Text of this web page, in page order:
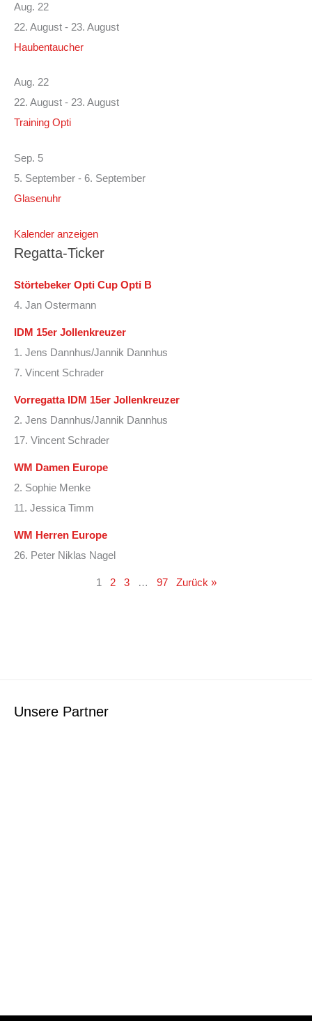
Aug. 22
22. August - 23. August
Haubentaucher
Aug. 22
22. August - 23. August
Training Opti
Sep. 5
5. September - 6. September
Glasenuhr
Kalender anzeigen
Regatta-Ticker
Störtebeker Opti Cup Opti B
4. Jan Ostermann
IDM 15er Jollenkreuzer
1. Jens Dannhus/Jannik Dannhus
7. Vincent Schrader
Vorregatta IDM 15er Jollenkreuzer
2. Jens Dannhus/Jannik Dannhus
17. Vincent Schrader
WM Damen Europe
2. Sophie Menke
11. Jessica Timm
WM Herren Europe
26. Peter Niklas Nagel
1 2 3 … 97 Zurück »
Unsere Partner